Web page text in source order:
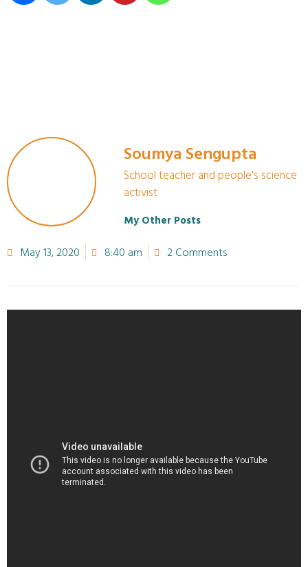
Soumya Sengupta
School teacher and people's science
activist
My Other Posts
May 13, 2020 8:40 am 2 Comments